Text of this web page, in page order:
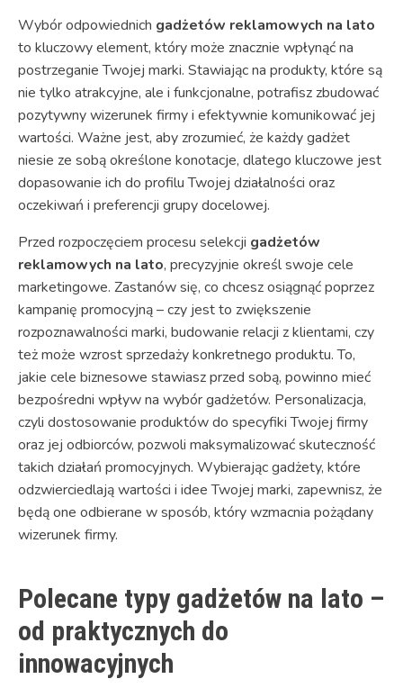
Wybór odpowiednich gadżetów reklamowych na lato
to kluczowy element, który może znacznie wpłynąć na
postrzeganie Twojej marki. Stawiając na produkty, które są
nie tylko atrakcyjne, ale i funkcjonalne, potrafisz zbudować
pozytywny wizerunek firmy i efektywnie komunikować jej
wartości. Ważne jest, aby zrozumieć, że każdy gadżet
niesie ze sobą określone konotacje, dlatego kluczowe jest
dopasowanie ich do profilu Twojej działalności oraz
oczekiwań i preferencji grupy docelowej.
Przed rozpoczęciem procesu selekcji gadżetów
reklamowych na lato, precyzyjnie określ swoje cele
marketingowe. Zastanów się, co chcesz osiągnąć poprzez
kampanię promocyjną – czy jest to zwiększenie
rozpoznawalności marki, budowanie relacji z klientami, czy
też może wzrost sprzedaży konkretnego produktu. To,
jakie cele biznesowe stawiasz przed sobą, powinno mieć
bezpośredni wpływ na wybór gadżetów. Personalizacja,
czyli dostosowanie produktów do specyfiki Twojej firmy
oraz jej odbiorców, pozwoli maksymalizować skuteczność
takich działań promocyjnych. Wybierając gadżety, które
odzwierciedlają wartości i idee Twojej marki, zapewnisz, że
będą one odbierane w sposób, który wzmacnia pożądany
wizerunek firmy.
Polecane typy gadżetów na lato –
od praktycznych do
innowacyjnych